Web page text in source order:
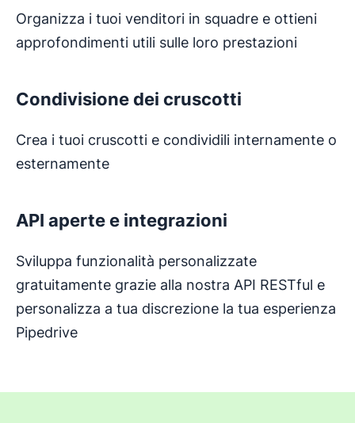
Organizza i tuoi venditori in squadre e ottieni
approfondimenti utili sulle loro prestazioni
Condivisione dei cruscotti
Crea i tuoi cruscotti e condividili internamente o
esternamente
API aperte e integrazioni
Sviluppa funzionalità personalizzate
gratuitamente grazie alla nostra API RESTful e
personalizza a tua discrezione la tua esperienza
Pipedrive